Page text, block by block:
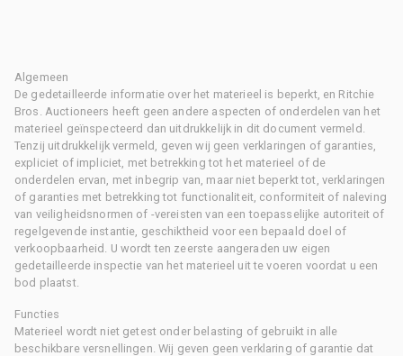
Algemeen
De gedetailleerde informatie over het materieel is beperkt, en Ritchie
Bros. Auctioneers heeft geen andere aspecten of onderdelen van het
materieel geïnspecteerd dan uitdrukkelijk in dit document vermeld.
Tenzij uitdrukkelijk vermeld, geven wij geen verklaringen of garanties,
expliciet of impliciet, met betrekking tot het materieel of de
onderdelen ervan, met inbegrip van, maar niet beperkt tot, verklaringen
of garanties met betrekking tot functionaliteit, conformiteit of naleving
van veiligheidsnormen of -vereisten van een toepasselijke autoriteit of
regelgevende instantie, geschiktheid voor een bepaald doel of
verkoopbaarheid. U wordt ten zeerste aangeraden uw eigen
gedetailleerde inspectie van het materieel uit te voeren voordat u een
bod plaatst.
Functies
Materieel wordt niet getest onder belasting of gebruikt in alle
beschikbare versnellingen. Wij geven geen verklaring of garantie dat